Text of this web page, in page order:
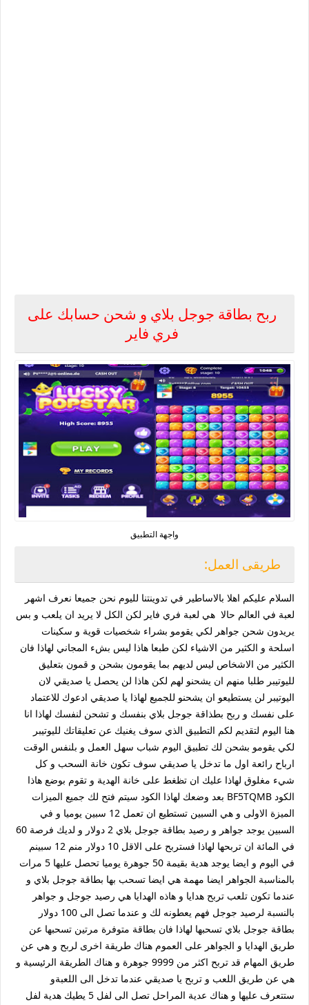
ربح بطاقة جوجل بلاي و شحن حسابك على
فري فاير
واجهة التطبيق
طريقى العمل:
السلام عليكم اهلا بالاساطير في تدوينتنا لليوم نحن جميعا نعرف اشهر
لعبة في العالم حالا هي لعبة فري فاير لكن الكل لا يريد ان يلعب و بس
يريدون شحن جواهر لكي يقومو بشراء شخصيات قوية و سكينات
اسلحة و الكثير من الاشياء لكن طبعا هاذا ليس بشء المجاني لهاذا فان
الكثير من الاشخاص ليس لديهم بما يقومون بشحن و قمون بتعليق
لليوتيبر طلبا منهم ان يشحنو لهم لكن هاذا لن يحصل يا صديقي لان
اليوتيبر لن يستطيعو ان يشحنو للجميع لهاذا يا صديقي ادعوك للاعتماد
على نفسك و ربح بطذاقة جوجل بلاي بنفسك و تشحن لنفسك لهاذا انا
هنا اليوم لتقديم لكم التطبيق الذي سوف يغنيك عن تعليقاتك لليوتيبر
لكي يقومو بشحن لك تطبيق اليوم شباب سهل العمل و بلنفس الوقت
ارباح رائعة اول ما تدخل يا صديقي سوف تكون خانة السحب و كل
شيء مغلوق لهاذا عليك ان تظغط على خانة الهدية و تقوم بوضع هاذا
الكود BF5TQMB بعد وضعك لهاذا الكود سيتم فتح لك جميع الميزات
الميزة الاولى و هي السبين تستطيع ان تعمل 12 سبين يوميا و في
السبين يوجد جواهر و رصيد بطاقة جوجل بلاي 2 دولار و لديك فرصة 60
في المائة ان تربحها لهاذا فستربح على الاقل 10 دولار منم 12 سبينم
في اليوم و ايضا يوجد هدية بقيمة 50 جوهرة يوميا تحصل عليها 5 مرات
بالمناسبة الجواهر ايضا مهمة هي ايضا تسحب بها بطاقة جوجل بلاي و
عندما تكون تلعب تربح هدايا و هاذه الهدايا هي رصيد جوجل و جواهر
بالنسبة لرصيد جوجل فهم يعطونه لك و عندما تصل الى 100 دولار
بطاقة جوجل بلاي تسحبها لهاذا فان بطاقة متوفرة مرتين تسحبها عن
طريق الهدايا و الجواهر على العموم هناك طريقة اخرى لربح و هي عن
طريق المهام قد تربح اكثر من 9999 جوهرة و هناك الطريقة الرئيسية و
هي عن طريق اللعب و تربح يا صديقي عندما تدخل الى اللعبةو
ستتعرف عليها و هناك عدية المراحل تصل الى لفل 5 يطيك هدية لفل